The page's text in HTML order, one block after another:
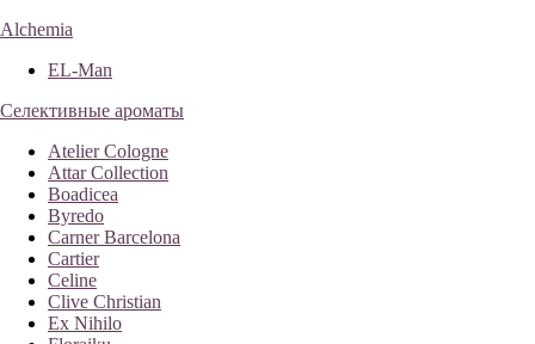
Alchemia
EL-Man
Селективные ароматы
Atelier Cologne
Attar Collection
Boadicea
Byredo
Carner Barcelona
Cartier
Celine
Clive Christian
Ex Nihilo